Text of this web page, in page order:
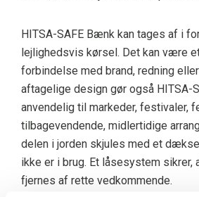
HITSA-SAFE Bænk kan tages af i
lejlighedsvis kørsel. Det kan være
forbindelse med brand, redning
aftagelige design gør også HITSA-
anvendelig til markeder, festivaler,
tilbagevendende, midlertidige
delen i jorden skjules med et
ikke er i brug. Et låsesystem sikrer,
fjernes af rette vedkommende.